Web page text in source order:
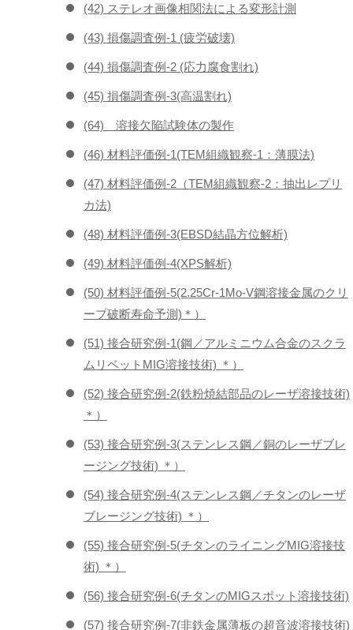
(42) ステレオ画像相関法による変形計測
(43) 損傷調査例-1 (疲労破壊)
(44) 損傷調査例-2 (応力腐食割れ)
(45) 損傷調査例-3(高温割れ)
(64) 溶接欠陥試験体の製作
(46) 材料評価例-1(TEM組織観察-1：薄膜法)
(47) 材料評価例-2（TEM組織観察-2：抽出レプリ
カ法)
(48) 材料評価例-3(EBSD結晶方位解析)
(49) 材料評価例-4(XPS解析)
(50) 材料評価例-5(2.25Cr-1Mo-V鋼溶接金属のクリ
ープ破断寿命予測)＊）
(51) 接合研究例-1(鋼／アルミニウム合金のスクラ
ムリベットMIG溶接技術) ＊）
(52) 接合研究例-2(鉄粉焼結部品のレーザ溶接技術)
＊）
(53) 接合研究例-3(ステンレス鋼／銅のレーザブレ
ージング技術) ＊）
(54) 接合研究例-4(ステンレス鋼／チタンのレーザ
ブレージング技術) ＊）
(55) 接合研究例-5(チタンのライニングMIG溶接技
術) ＊）
(56) 接合研究例-6(チタンのMIGスポット溶接技術)
(57) 接合研究例-7(非鉄金属薄板の超音波溶接技術)